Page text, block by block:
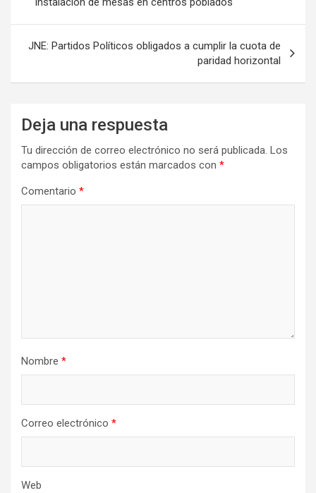
entradas
JNE: Partidos Políticos obligados a cumplir la cuota de
paridad horizontal
Deja una respuesta
Tu dirección de correo electrónico no será publicada. Los
campos obligatorios están marcados con *
Comentario *
Nombre *
Correo electrónico *
Web